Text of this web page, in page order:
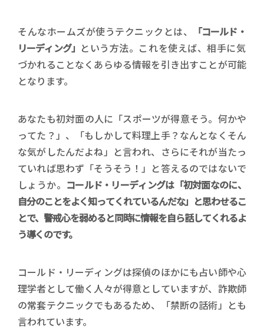
そんなホームズが使うテクニックとは、
「コールド・
リーディング」 という方法。これを使えば、相手に気
づかれることなくあらゆる情報を引き出すことが可能
となります。
あなたも初対面の人に「スポーツが得意そう。何かや
ってた？」、「もしかして料理上手？なんとなくそん
な気がしたんだよね」と言われ、さらにそれが当たっ
ていれば思わず「そうそう！」と答えるのではないで
しょうか。 コールド・リーディングは「初対面なのに、
自分のことをよく知ってくれているんだな」と思わせるこ
とで、警戒心を弱めると同時に情報を自ら話してくれるよ
う導くのです。
コールド・リーディングは探偵のほかにも占い師や心
理学者として働く人々が得意としていますが、詐欺師
の常套テクニックでもあるため、「禁断の話術」とも
言われています。